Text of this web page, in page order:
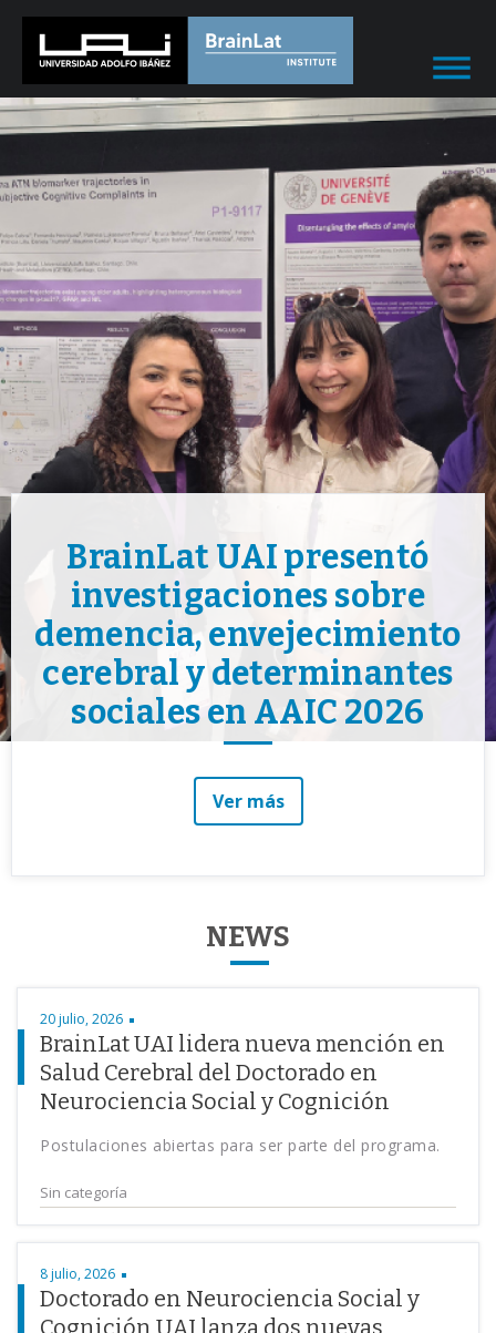
BrainLat UAI presentó
investigaciones sobre
demencia, envejecimiento
cerebral y determinantes
sociales en AAIC 2026
Ver más
NEWS
20 julio, 2026
BrainLat UAI lidera nueva mención en
Salud Cerebral del Doctorado en
Neurociencia Social y Cognición
Postulaciones abiertas para ser parte del programa.
Sin categoría
8 julio, 2026
Doctorado en Neurociencia Social y
Cognición UAI lanza dos nuevas